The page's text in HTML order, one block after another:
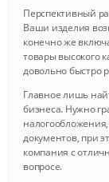
Перспективный
Ваши изделия
конечно же
товары высокого
довольно быстро
Главное лишь
бизнеса. Нужно
документов, при
компания с
вопросе.